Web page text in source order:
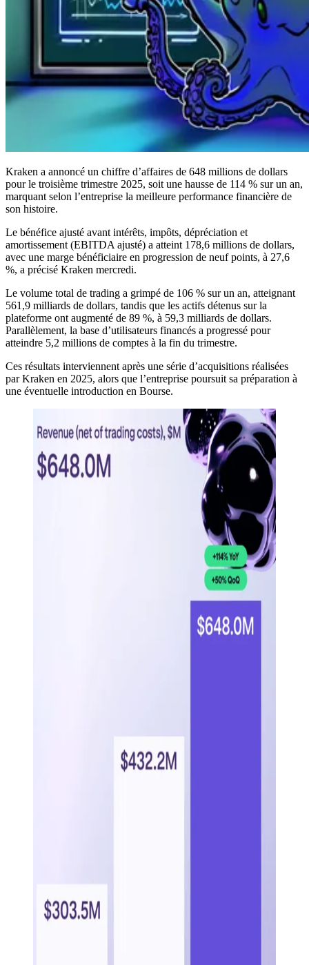
Kraken a annoncé un chiffre d’affaires de 648 millions de dollars
pour le troisième trimestre 2025, soit une hausse de 114 % sur un an,
marquant selon l’entreprise la meilleure performance financière de
son histoire.
Le bénéfice ajusté avant intérêts, impôts, dépréciation et
amortissement (EBITDA ajusté) a atteint 178,6 millions de dollars,
avec une marge bénéficiaire en progression de neuf points, à 27,6
%, a précisé Kraken mercredi.
Le volume total de trading a grimpé de 106 % sur un an, atteignant
561,9 milliards de dollars, tandis que les actifs détenus sur la
plateforme ont augmenté de 89 %, à 59,3 milliards de dollars.
Parallèlement, la base d’utilisateurs financés a progressé pour
atteindre 5,2 millions de comptes à la fin du trimestre.
Ces résultats interviennent après une série d’acquisitions réalisées
par Kraken en 2025, alors que l’entreprise poursuit sa préparation à
une éventuelle introduction en Bourse.